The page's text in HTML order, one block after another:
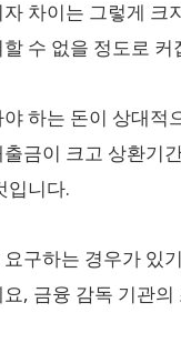
차이는 그렇게 크
수 없을 정도로 커
하는 돈이 상대적
금이 크고 상환기
입니다.
구하는 경우가 있
, 금융 감독 기관